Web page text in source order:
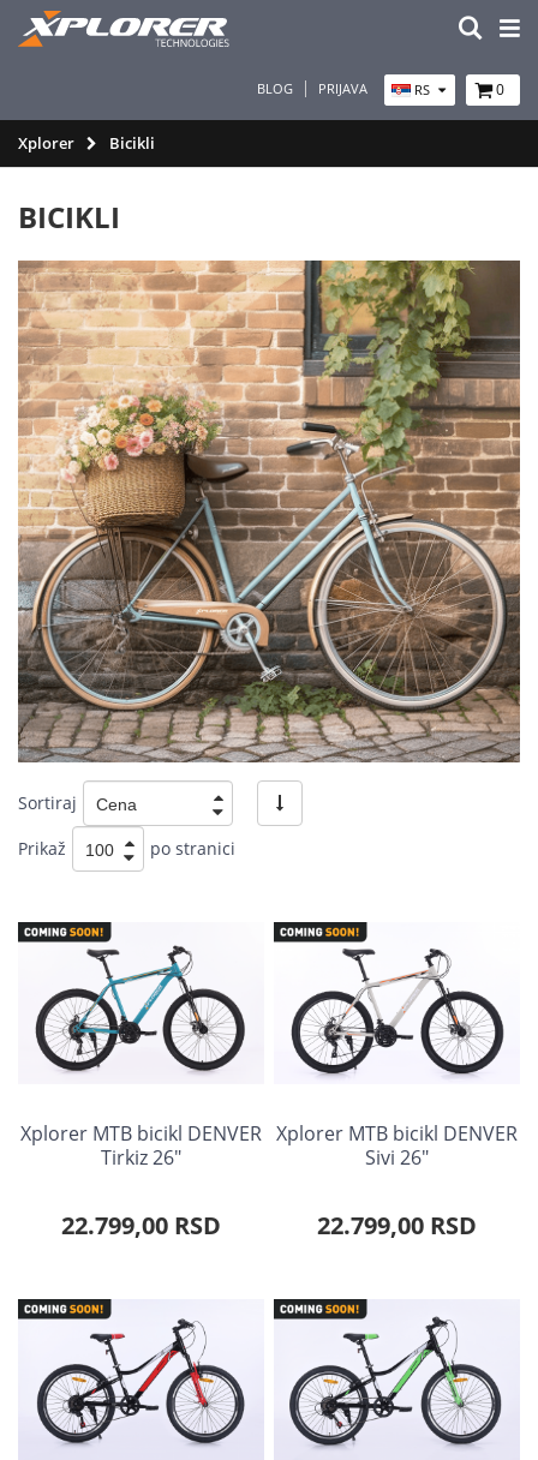
BLOG PRIJAVA RS 0
Xplorer Bicikli
BICIKLI
Sortiraj
Prikaž
po stranici
Xplorer MTB bicikl DENVER
Tirkiz 26"
22.799,00 RSD
Xplorer MTB bicikl DENVER
Sivi 26"
22.799,00 RSD